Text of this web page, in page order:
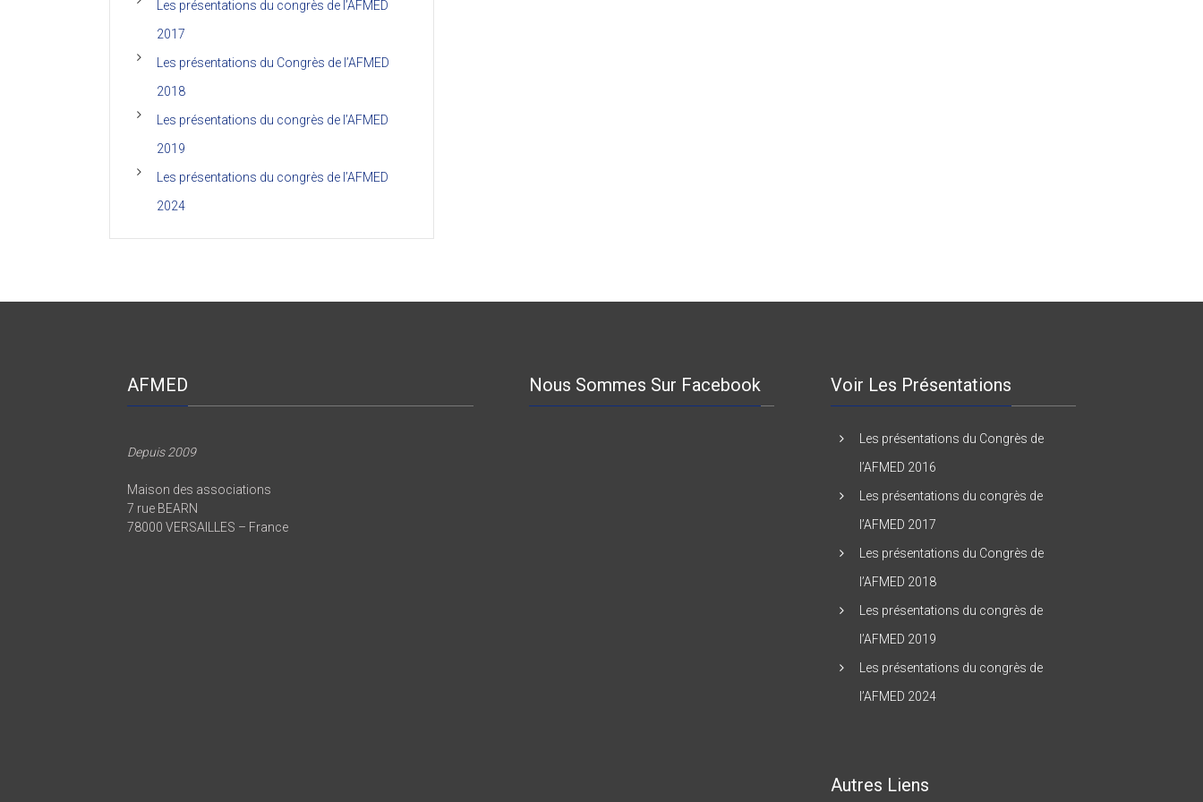
Les présentations du congrès de l’AFMED
2017
Les présentations du Congrès de l’AFMED
2018
Les présentations du congrès de l’AFMED
2019
Les présentations du congrès de l’AFMED
2024
AFMED
Depuis 2009
Maison des associations
7 rue BEARN
78000 VERSAILLES – France
Nous Sommes Sur Facebook Voir Les Présentations
Les présentations du Congrès de
l’AFMED 2016
Les présentations du congrès de
l’AFMED 2017
Les présentations du Congrès de
l’AFMED 2018
Les présentations du congrès de
l’AFMED 2019
Les présentations du congrès de
l’AFMED 2024
Autres Liens